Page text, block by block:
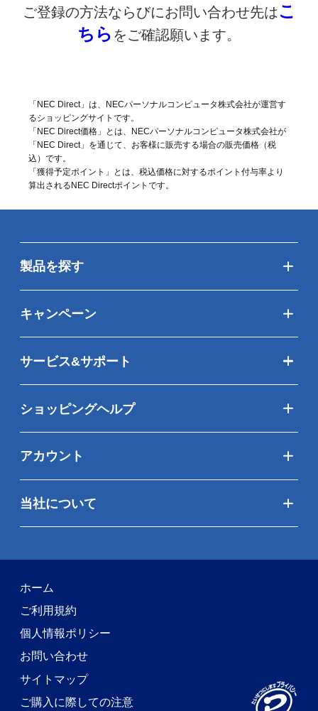
ご登録の方法ならびにお問い合わせ先はこ
ちら をご確認願います。
「NEC Direct」は、NECパーソナルコンピュータ株式会社が運営す
るショッピングサイトです。
「NEC Direct価格」とは、NECパーソナルコンピュータ株式会社が
「NEC Direct」を通じて、お客様に販売する場合の販売価格（税
込 ）です。
「獲得予定ポイント」とは、税込価格に対するポイント付与率より
算出されるNEC Directポイントです。
製品を探す
キャンペーン
サービス&サポート
ショッピングヘルプ
アカウント
当社について
ホーム
ご利用規約
個人情報ポリシー
お問い合わせ
サイトマップ
ご購入に際しての注意